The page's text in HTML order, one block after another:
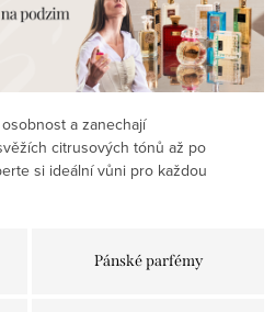
a zanechají
citrusových tónů až po
si ideální vůni pro každou
Pánské parfémy